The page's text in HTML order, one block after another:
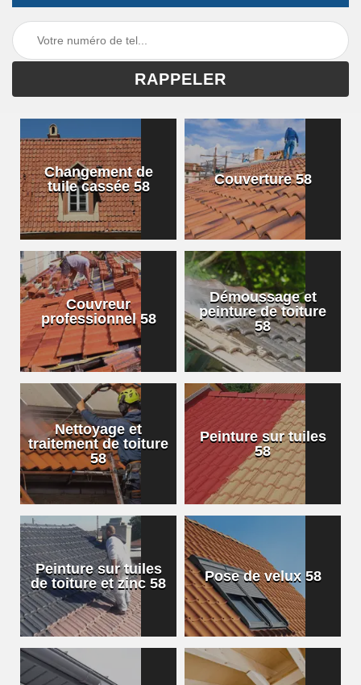
Changement de
tuile cassée 58
Couverture 58
Couvreur
professionnel 58
Démoussage et
peinture de toiture
58
Nettoyage et
traitement de toiture
58
Peinture sur tuiles
58
Peinture sur tuiles
de toiture et zinc 58
Pose de velux 58